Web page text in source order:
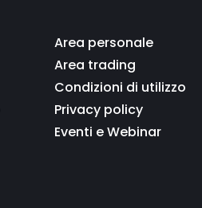
Area personale
Area trading
Condizioni di utilizzo
Privacy policy
Eventi e Webinar